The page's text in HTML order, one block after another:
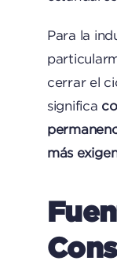
Para la
cerrar el
significa
más